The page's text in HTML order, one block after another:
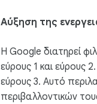
Αύξηση της
Η Google διατηρεί
εύρους 1 και εύρους
εύρους 3. Αυτό
περιβαλλοντικών